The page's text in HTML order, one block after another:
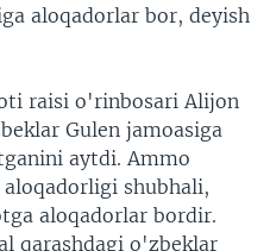
aloqadorlar bor, deyish
raisi o'rinbosari Alijon
Gulen jamoasiga
aytdi. Ammo
shubhali,
aloqadorlar bordir.
qarashdagi o'zbeklar